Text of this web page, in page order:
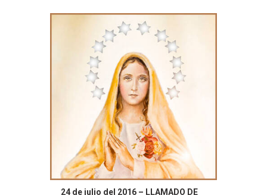
24 de julio del 2016 – LLAMADO DE